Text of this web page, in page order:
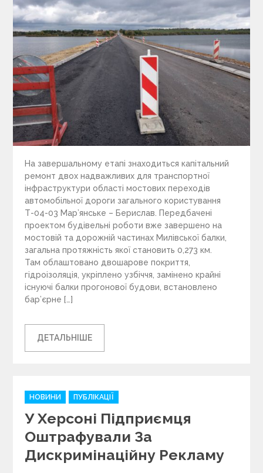
На завершальному етапі знаходиться капітальний
ремонт двох надважливих для транспортної
інфраструктури області мостових переходів
автомобільної дороги загального користування
Т-04-03 Мар’янське – Берислав. Передбачені
проектом будівельні роботи вже завершено на
мостовій та дорожній частинах Милівської балки,
загальна протяжність якої становить 0,273 км.
Там облаштовано двошарове покриття,
гідроізоляція, укріплено узбіччя, замінено крайні
існуючі балки прогонової будови, встановлено
бар’єрне […]
ДЕТАЛЬНІШЕ
C
a
t
e
g
o
НОВИНИ ПУБЛІКАЦІЇ
У Херсоні Підприємця
Оштрафували За
Дискримінаційну Рекламу